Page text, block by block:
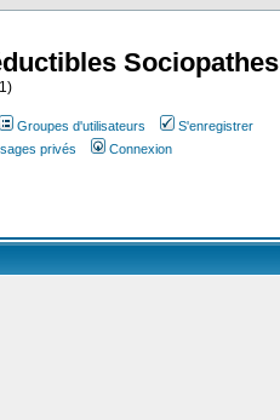
Sociopathes
Groupes d'utilisateurs
S'enregistrer
privés Connexion